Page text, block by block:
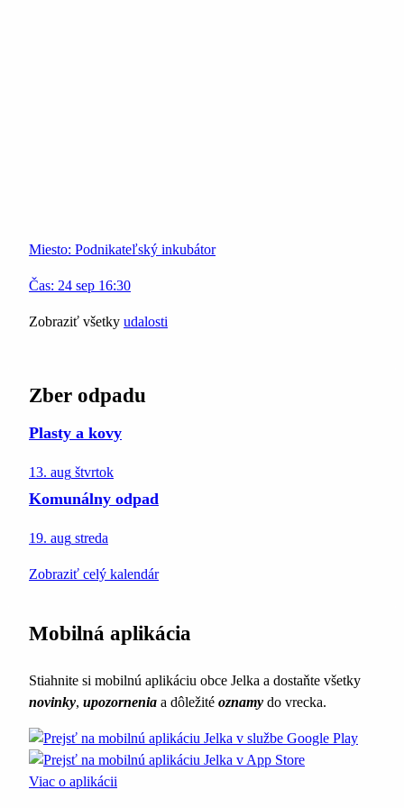
Miesto: Podnikateľský inkubátor
Čas: 24 sep 16:30
Zobraziť všetky udalosti
Zber odpadu
Plasty a kovy
13. aug štvrtok
Komunálny odpad
19. aug streda
Zobraziť celý kalendár
Mobilná aplikácia
Stiahnite si mobilnú aplikáciu obce Jelka a dostaňte všetky
novinky, upozornenia a dôležité oznamy do vrecka.
Viac o aplikácii